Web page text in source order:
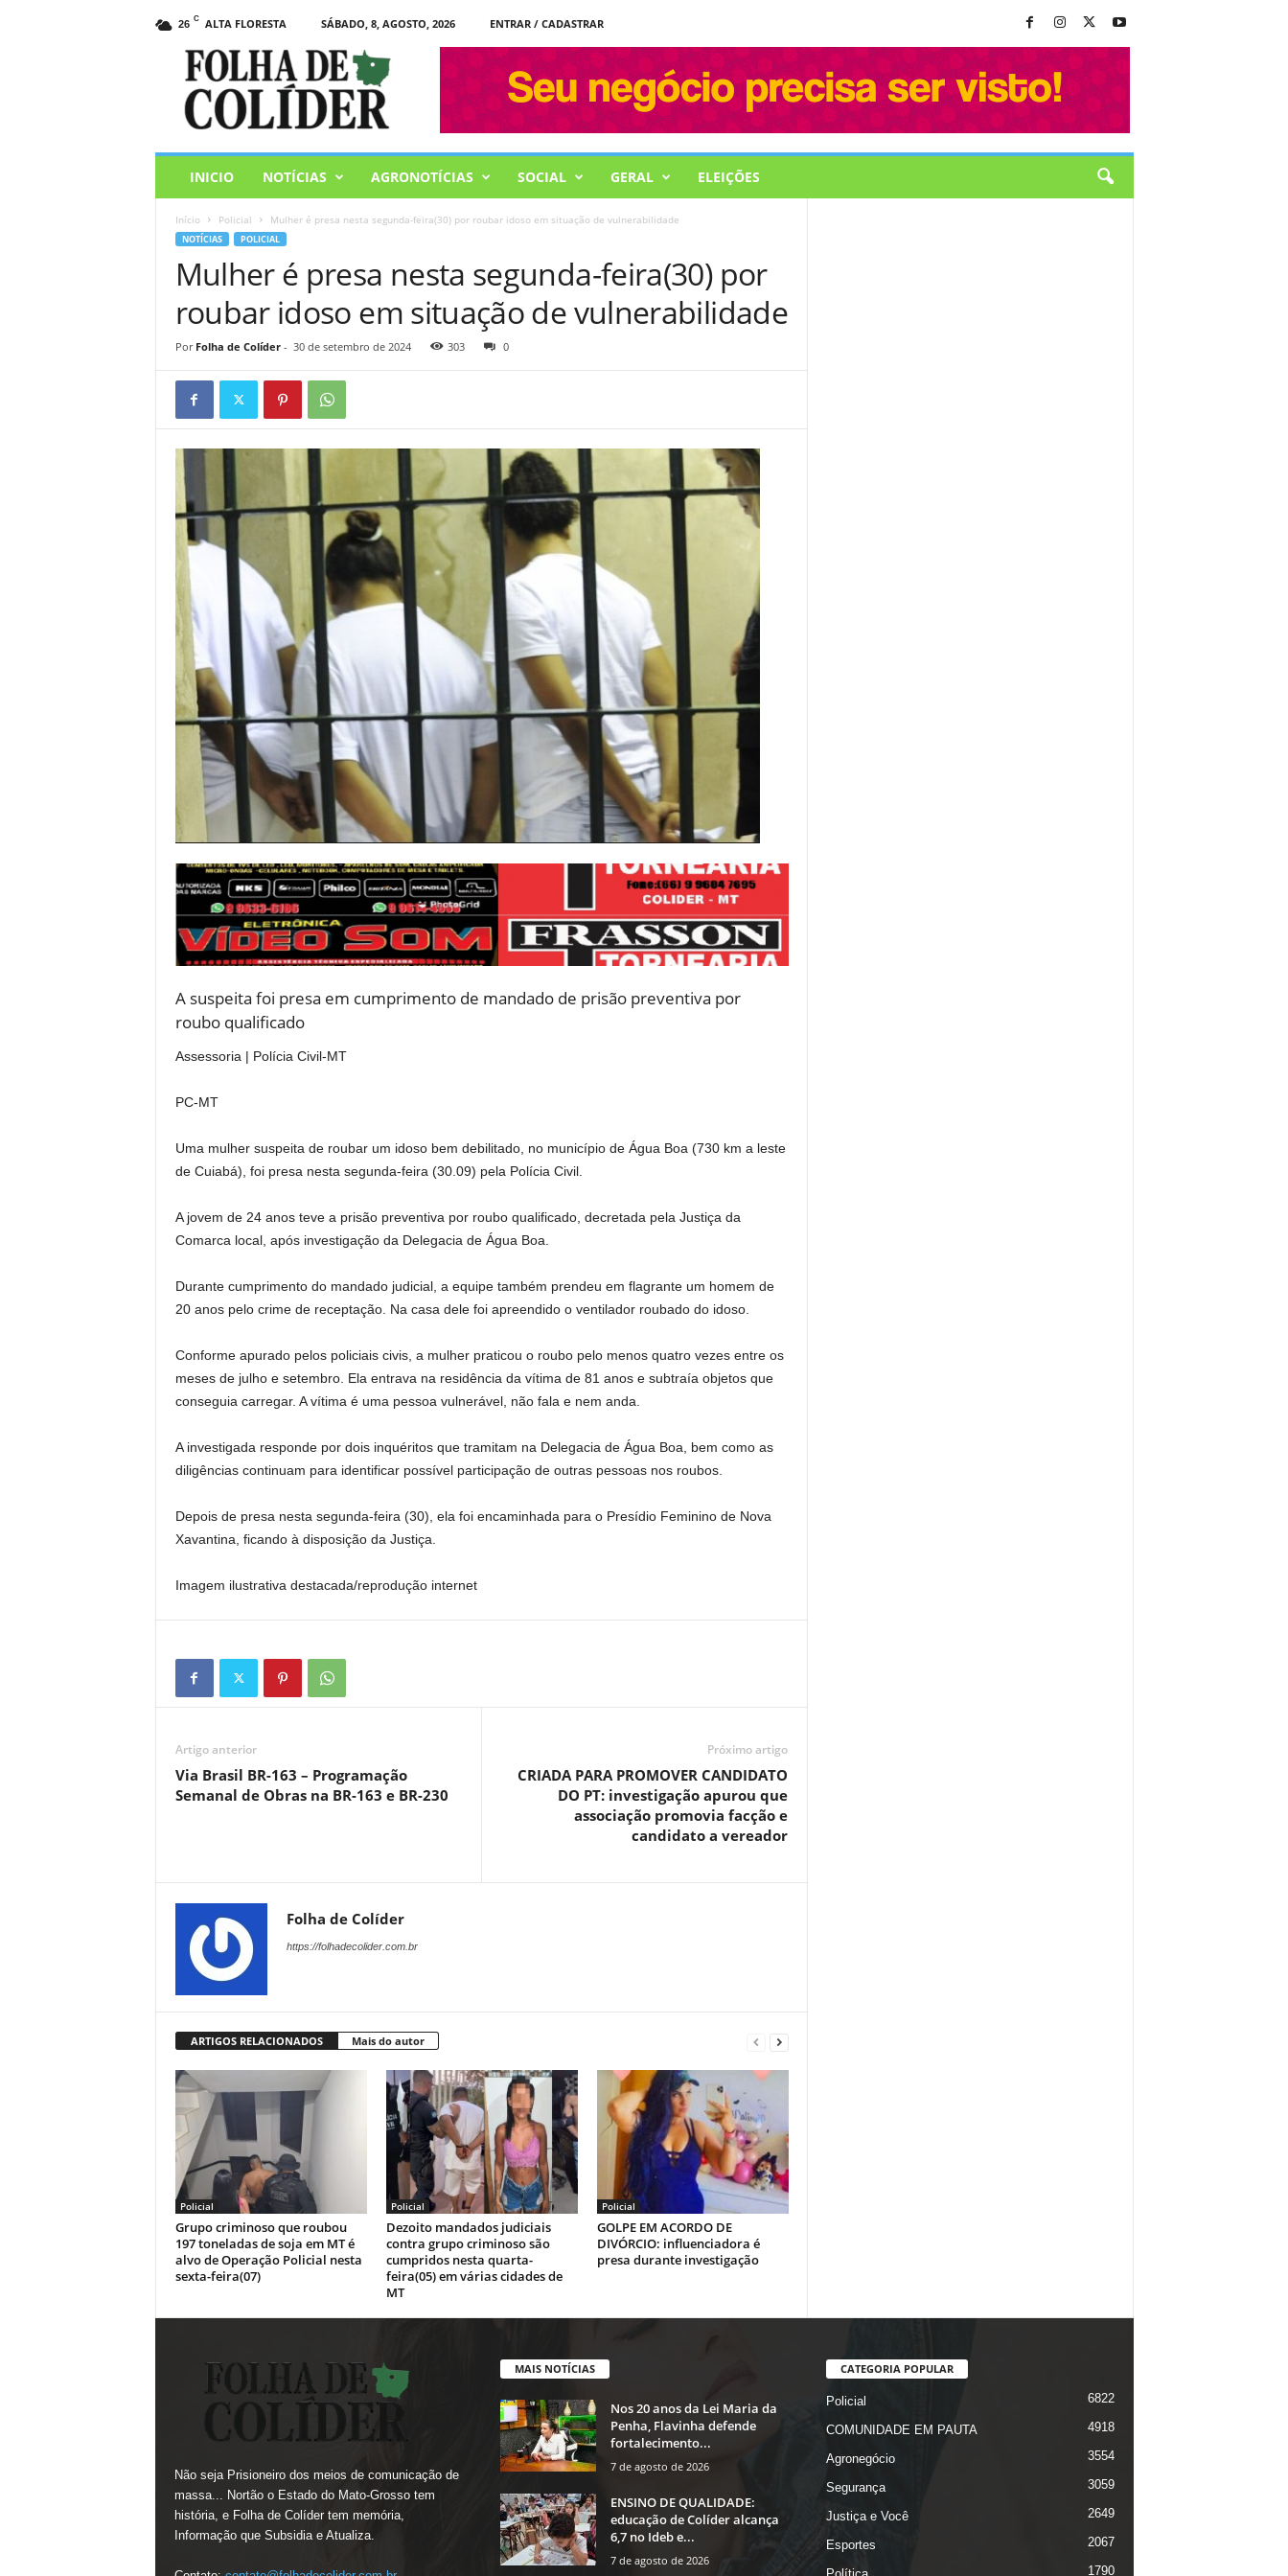
26 C ALTA FLORESTA SÁBADO, 8, AGOSTO, 2026
ENTRAR / CADASTRAR
INICIO NOTÍCIAS AGRONOTÍCIAS SOCIAL GERAL ELEIÇÕES
Início Policial Mulher é presa nesta segunda-feira(30) por roubar idoso em situação de vulnerabilidade
NOTÍCIAS POLICIAL
Mulher é presa nesta segunda-feira(30) por
roubar idoso em situação de vulnerabilidade
Por Folha de Colíder- 30 de setembro de 2024 303 0
A suspeita foi presa em cumprimento de mandado de prisão preventiva por
roubo qualificado
Assessoria | Polícia Civil-MT
PC-MT
Uma mulher suspeita de roubar um idoso bem debilitado, no município de Água Boa (730 km a leste
de Cuiabá), foi presa nesta segunda-feira (30.09) pela Polícia Civil.
A jovem de 24 anos teve a prisão preventiva por roubo qualificado, decretada pela Justiça da
Comarca local, após investigação da Delegacia de Água Boa.
Durante cumprimento do mandado judicial, a equipe também prendeu em flagrante um homem de
20 anos pelo crime de receptação. Na casa dele foi apreendido o ventilador roubado do idoso.
Conforme apurado pelos policiais civis, a mulher praticou o roubo pelo menos quatro vezes entre os
meses de julho e setembro. Ela entrava na residência da vítima de 81 anos e subtraía objetos que
conseguia carregar. A vítima é uma pessoa vulnerável, não fala e nem anda.
A investigada responde por dois inquéritos que tramitam na Delegacia de Água Boa, bem como as
diligências continuam para identificar possível participação de outras pessoas nos roubos.
Depois de presa nesta segunda-feira (30), ela foi encaminhada para o Presídio Feminino de Nova
Xavantina, ficando à disposição da Justiça.
Imagem ilustrativa destacada/reprodução internet
Artigo anterior
Via Brasil BR-163 – Programação
Semanal de Obras na BR-163 e BR-230
Próximo artigo
CRIADA PARA PROMOVER CANDIDATO
DO PT: investigação apurou que
associação promovia facção e
candidato a vereador
Folha de Colíder
https://folhadecolider.com.br
ARTIGOS RELACIONADOS Mais do autor
Policial
Grupo criminoso que roubou
197 toneladas de soja em MT é
alvo de Operação Policial nesta
sexta-feira(07)
Policial
Dezoito mandados judiciais
contra grupo criminoso são
cumpridos nesta quarta-
feira(05) em várias cidades de
MT
Policial
GOLPE EM ACORDO DE
DIVÓRCIO: influenciadora é
presa durante investigação
Não seja Prisioneiro dos meios de comunicação de
massa... Nortão o Estado do Mato-Grosso tem
história, e Folha de Colíder tem memória,
Informação que Subsidia e Atualiza.
MAIS NOTÍCIAS
Nos 20 anos da Lei Maria da
Penha, Flavinha defende
fortalecimento...
7 de agosto de 2026
ENSINO DE QUALIDADE:
educação de Colíder alcança
6,7 no Ideb e...
7 de agosto de 2026
CATEGORIA POPULAR
Policial 6822
COMUNIDADE EM PAUTA 4918
Agronegócio 3554
Segurança 3059
Justiça e Você 2649
Esportes 2067
1790